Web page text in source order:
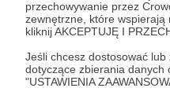
przechowywanie przez
zewnętrzne, które wspierają
kliknij AKCEPTUJĘ I
Jeśli chcesz dostosować
dotyczące zbierania danych
"USTAWIENIA
Nasz ogród wymaga
nas odwiedza, widzi
pięknie kwitnie tuż